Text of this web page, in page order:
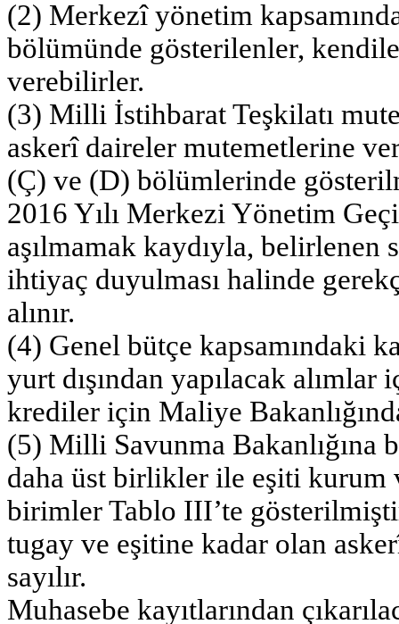
(2) Merkezî yönetim
bölümünde gösterilenler,
verebilirler.
(3) Milli İstihbarat Teşkilatı
askerî daireler mutemetlerine
(Ç) ve (D) bölümlerinde
2016 Yılı Merkezi Yönetim
aşılmamak kaydıyla, belirlenen
ihtiyaç duyulması halinde
alınır.
(4) Genel bütçe kapsamındaki
yurt dışından yapılacak alımlar
krediler için Maliye
(5) Milli Savunma Bakanlığına
daha üst birlikler ile eşiti kurum
birimler Tablo III’te
tugay ve eşitine kadar olan
sayılır.
Muhasebe kayıtlarından